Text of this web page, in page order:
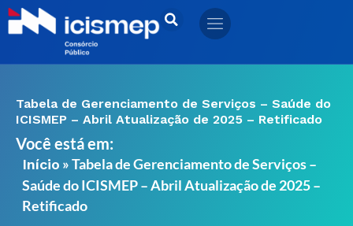
Ir
para
Tabela de Gerenciamento de Serviços – Saúde do
ICISMEP – Abril Atualização de 2025 – Retificado
Você está em:
Início »Tabela de Gerenciamento de Serviços –
Saúde do ICISMEP – Abril Atualização de 2025 –
Retificado